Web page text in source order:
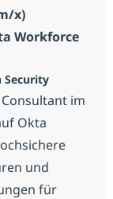
x)
Workforce
im
Okta
und
für